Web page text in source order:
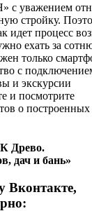
с уважением
стройку.
идет процесс
ехать за
только
с
и экскурсии
и посмотрите
о построенных
Древо.
дач и бань»
Вконтакте,